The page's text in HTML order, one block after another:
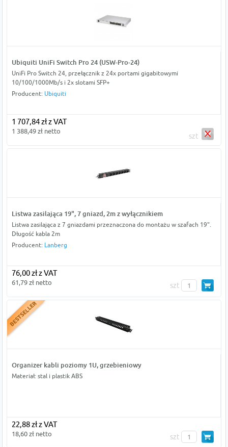
Ubiquiti UniFi Switch Pro 24 (USW-Pro-24)
UniFi Pro Switch 24, przełącznik z 24x portami gigabitowymi
10/100/1000Mb/s i 2x slotami SFP+
Producent: Ubiquiti
1 707,84 zł z VAT
1 388,49 zł netto
szt
Listwa zasilająca 19", 7 gniazd, 2m z wyłącznikiem
Listwa zasilająca z 7 gniazdami przeznaczona do montażu w szafach 19".
Długość kabla 2m
Producent: Lanberg
76,00 zł z VAT
61,79 zł netto szt
Organizer kabli poziomy 1U, grzebieniowy
Materiał: stal i plastik ABS
22,88 zł z VAT
18,60 zł netto szt